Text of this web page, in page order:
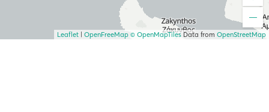
Leaflet OpenFreeMap © OpenMapTiles Data from OpenStreetMap